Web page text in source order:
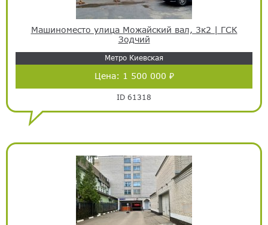
Машиноместо улица Можайский вал, 3к2 | ГСК
Зодчий
Метро Киевская
Цена: 1 500 000 ₽
ID 61318